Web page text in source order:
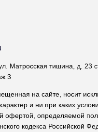
Матросская тишина, д. 23
3
на сайте, носит
и ни при каких
офертой, определяемой
кодекса Российской